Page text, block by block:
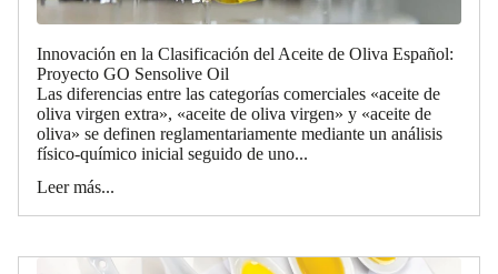
Innovación en la Clasificación del Aceite de Oliva Español:
Proyecto GO Sensolive Oil
Las diferencias entre las categorías comerciales «aceite de
oliva virgen extra», «aceite de oliva virgen» y «aceite de
oliva» se definen reglamentariamente mediante un análisis
físico-químico inicial seguido de uno...
Leer más...